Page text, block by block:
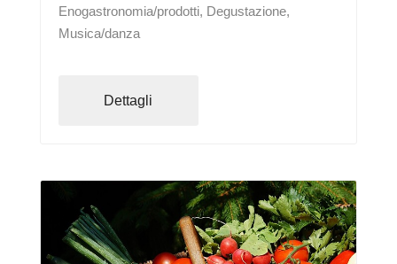
Enogastronomia/prodotti, Degustazione,
Musica/danza
Dettagli